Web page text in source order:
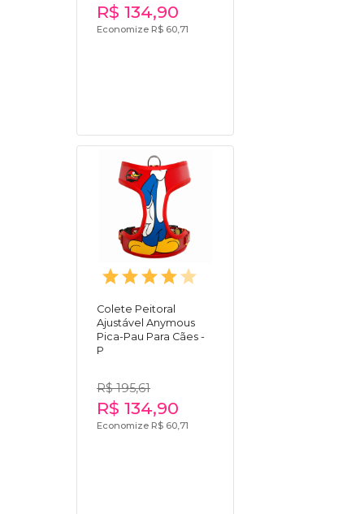
R$ 134,90
Economize R$ 60,71
Colete Peitoral
Ajustável Anymous
Pica-Pau Para Cães -
P
R$ 195,61
R$ 134,90
Economize R$ 60,71